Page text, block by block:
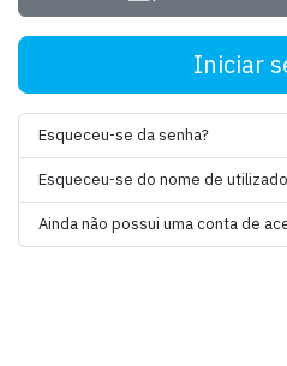
Iniciar
Esqueceu-se da senha?
Esqueceu-se do nome de
Ainda não possui uma conta de